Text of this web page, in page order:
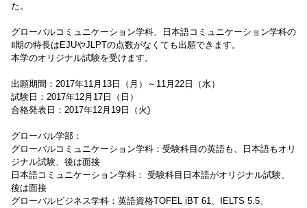
た。
グローバルコミュニケーション学科、日本語コミュニケーション学科の
Ⅱ期の特長はEJUやJLPTの点数がなくても出願できます。
本学のオリジナル試験を受けます。
出願期間：2017年11月13日（月）～11月22日（水）
試験日：2017年12月17日（日）
合格発表日：2017年12月19日（火)
グローバル学部：
グローバルコミュニケーション学科：受験科目の英語も、日本語もオリ
ジナル試験、後は面接
日本語コミュニケーション学科： 受験科目日本語がオリジナル試験、
後は面接
グローバルビジネス学科：英語資格TOFEL iBT 61、IELTS 5.5、